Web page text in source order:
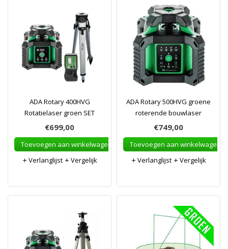
ADA Rotary 400HVG
Rotatielaser groen SET
€699,00
Toevoegen aan winkelwagen
Verlanglijst
Vergelijk
ADA Rotary 500HVG groene
roterende bouwlaser
€749,00
Toevoegen aan winkelwagen
Verlanglijst
Vergelijk